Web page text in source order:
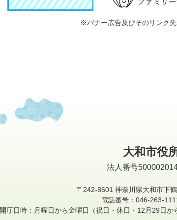
※バナー広告及びそのリンク
大和市役
法人番号
〒242-8601 神奈川県大和市下
電話番号：046-263-
開庁日時：月曜日から金曜日
（祝日・休日・12月29日か